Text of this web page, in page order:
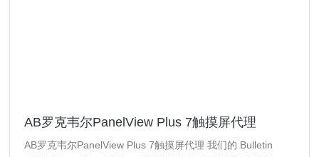
AB罗克韦尔PanelView Plus 7触摸屏代理
AB罗克韦尔PanelView Plus 7触摸屏代理 我们的 Bulletin